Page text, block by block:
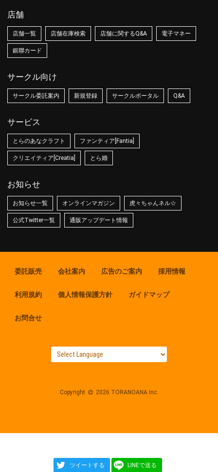
ツイートする LINEで送る
店舗
店舗一覧 店舗在庫検索 店舗に関するQ&A 電子マネー
銀聯カード
サークル向け
サークル委託案内 新規登録 サークルポータル Q&A
サービス
とらのあなクラフト ファンティア[Fantia]
クリエイティア[Creatia] とら婚
お知らせ
お知らせ一覧 オンラインマガジン 虎々ちゃんネル☆
公式Twitter一覧 通販アップデート情報
委託販売 会社案内 広告のご案内 採用情報
利用規約 個人情報保護方針 ガイドマップ
お問合せ
Copyright 2026 TORANOANA Inc.